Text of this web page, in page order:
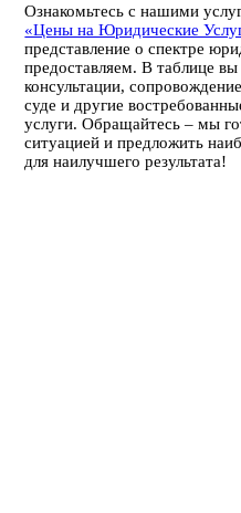
Ознакомьтесь с нашими
«Цены на Юридические
представление о спектре
предоставляем. В таблице
консультации,
суде и другие
услуги. Обращайтесь – мы
ситуацией и предложить
для наилучшего результата!